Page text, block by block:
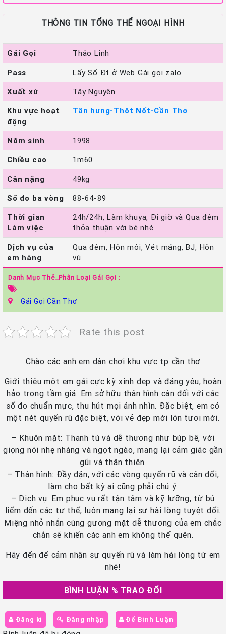
THÔNG TIN TỔNG THỂ NGOẠI HÌNH
Gái Gọi
Thảo Linh
Pass
Lấy Số Đt ở Web Gái gọi zalo
Xuất xứ
Tây Nguyên
Khu vực hoạt
động
Tân hưng-Thôt Nốt-Cần Thơ
Năm sinh
1998
Chiều cao
1m60
Cân nặng
49kg
Số đo ba vòng
88-64-89
Thời gian
Làm việc
24h/24h, Làm khuya, Đi giờ và Qua đêm
thỏa thuận với bé nhé
Dịch vụ của
em hàng
Qua đêm, Hôn môi, Vét máng, BJ, Hôn
vú
Danh Mục Thẻ_Phân Loại Gái Gọi :
Gái Gọi Cần Thơ
Rate this post
Chào các anh em dân chơi khu vực tp cần thơ
Giới thiệu một em gái cực kỳ xinh đẹp và đáng yêu, hoàn
hảo trong tầm giá. Em sở hữu thân hình cân đối với các
số đo chuẩn mực, thu hút mọi ánh nhìn. Đặc biệt, em có
một nét quyến rũ đặc biệt, với vẻ đẹp mới lớn tươi mới.
– Khuôn mặt: Thanh tú và dễ thương như búp bê, với
giọng nói nhẹ nhàng và ngọt ngào, mang lại cảm giác gần
gũi và thân thiện.
– Thân hình: Đầy đặn, với các vòng quyến rũ và cân đối,
làm cho bất kỳ ai cũng phải chú ý.
– Dịch vụ: Em phục vụ rất tận tâm và kỹ lưỡng, từ bú
liếm đến các tư thế, luôn mang lại sự hài lòng tuyệt đối.
Miệng nhỏ nhắn cùng gương mặt dễ thương của em chắc
chắn sẽ khiến các anh em không thể quên.
Hãy đến để cảm nhận sự quyến rũ và làm hài lòng từ em
nhé!
BÌNH LUẬN % TRAO ĐỔI
Đăng kí Đăng nhập Để Bình Luận